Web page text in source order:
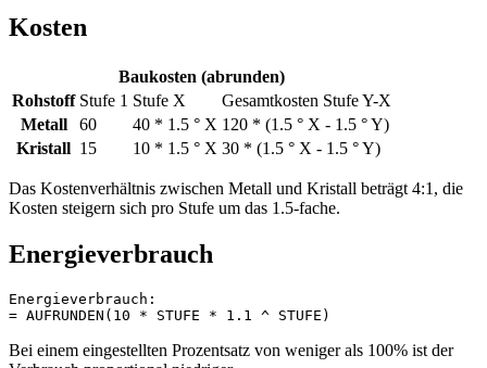
Kosten
Baukosten (abrunden)
Rohstoff Stufe 1 Stufe X
Gesamtkosten Stufe Y-X
Metall
60 40 * 1.5 ° X 120 * (1.5 ° X - 1.5 ° Y)
Kristall 15 10 * 1.5 ° X 30 * (1.5 ° X - 1.5 ° Y)
Das Kostenverhältnis zwischen Metall und Kristall beträgt 4:1, die
Kosten steigern sich pro Stufe um das 1.5-fache.
Energieverbrauch
Energieverbrauch:
= AUFRUNDEN(10 * STUFE * 1.1 ^ STUFE)
Bei einem eingestellten Prozentsatz von weniger als 100% ist der